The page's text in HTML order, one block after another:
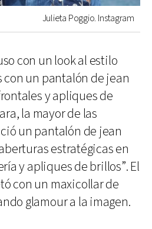
Julieta Poggio. Instagram
con un look al estilo
con un pantalón de jean
y apliques de
la mayor de las
un pantalón de jean
estratégicas en
y apliques de brillos”. El
con un maxicollar de
glamour a la imagen.